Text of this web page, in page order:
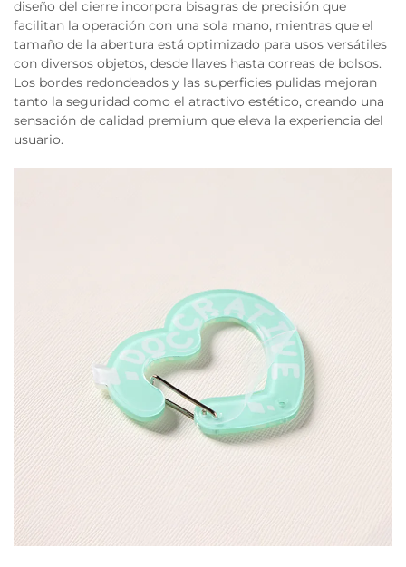
diseño del cierre incorpora bisagras de precisión que
facilitan la operación con una sola mano, mientras que el
tamaño de la abertura está optimizado para usos versátiles
con diversos objetos, desde llaves hasta correas de bolsos.
Los bordes redondeados y las superficies pulidas mejoran
tanto la seguridad como el atractivo estético, creando una
sensación de calidad premium que eleva la experiencia del
usuario.